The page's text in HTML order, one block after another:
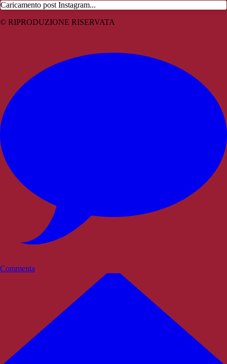
Caricamento post Instagram...
© RIPRODUZIONE RISERVATA
Commenta